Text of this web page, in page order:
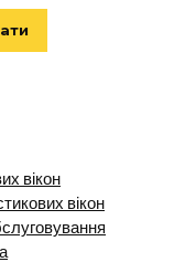
вікон
вікон